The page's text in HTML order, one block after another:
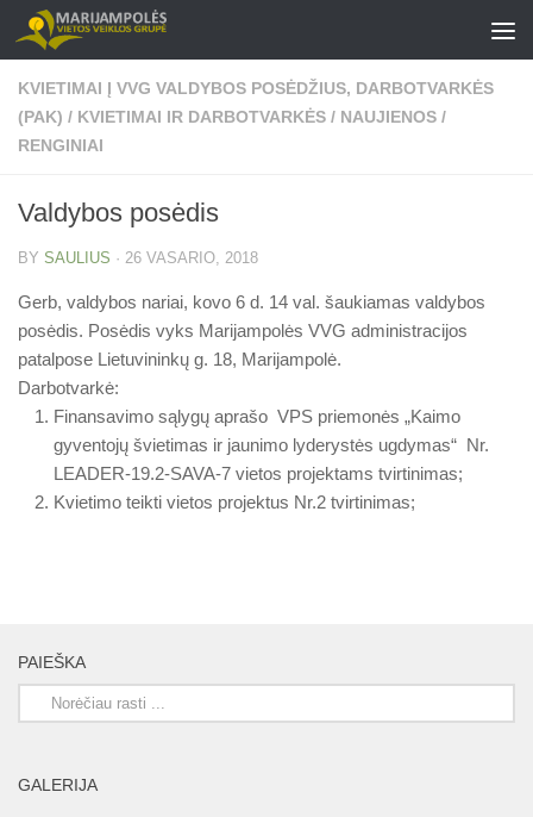
Skip to content
KVIETIMAI Į VVG VALDYBOS POSĖDŽIUS, DARBOTVARKĖS
(PAK) / KVIETIMAI IR DARBOTVARKĖS / NAUJIENOS /
RENGINIAI
Valdybos posėdis
BY SAULIUS · 26 VASARIO, 2018
Gerb, valdybos nariai, kovo 6 d. 14 val. šaukiamas valdybos
posėdis. Posėdis vyks Marijampolės VVG administracijos
patalpose Lietuvininkų g. 18, Marijampolė.
Darbotvarkė:
Finansavimo sąlygų aprašo VPS priemonės „Kaimo
gyventojų švietimas ir jaunimo lyderystės ugdymas“ Nr.
LEADER-19.2-SAVA-7 vietos projektams tvirtinimas;
Kvietimo teikti vietos projektus Nr.2 tvirtinimas;
PAIEŠKA
GALERIJA